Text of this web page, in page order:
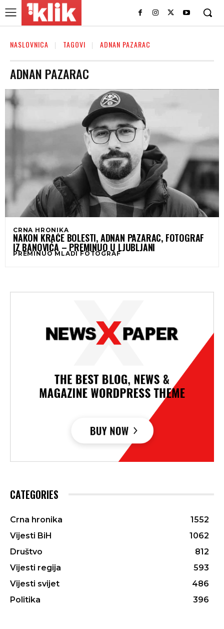
NASLOVNICA TAGOVI ADNAN PAZARAC
ADNAN PAZARAC
CRNA HRONIKA
NAKON KRAĆE BOLESTI, ADNAN PAZARAC, FOTOGRAF
IZ BANOVIĆA – PREMINUO U LJUBLJANI
PREMINUO MLADI FOTOGRAF
CATEGORIES
Crna hronika
1552
Vijesti BiH
1062
Društvo
812
Vijesti regija
593
Vijesti svijet
486
Politika
396